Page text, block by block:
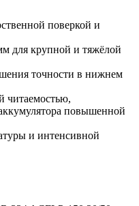
поверкой и
для крупной и тяжёлой
точности в нижнем
читаемостью,
повышенной
и интенсивной